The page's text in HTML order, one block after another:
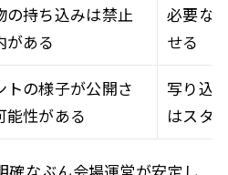
の持ち込みは禁止
がある
必要な
せる
トの様子が公開さ
能性がある
写り込
はスタ